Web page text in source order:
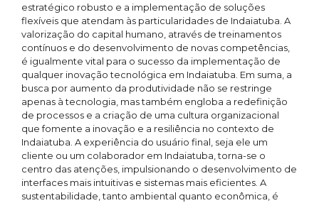
estratégico robusto e a implementação de soluções
flexíveis que atendam às particularidades de Indaiatuba. A
valorização do capital humano, através de treinamentos
contínuos e do desenvolvimento de novas competências,
é igualmente vital para o sucesso da implementação de
qualquer inovação tecnológica em Indaiatuba. Em suma, a
busca por aumento da produtividade não se restringe
apenas à tecnologia, mas também engloba a redefinição
de processos e a criação de uma cultura organizacional
que fomente a inovação e a resiliência no contexto de
Indaiatuba. A experiência do usuário final, seja ele um
cliente ou um colaborador em Indaiatuba, torna-se o
centro das atenções, impulsionando o desenvolvimento de
interfaces mais intuitivas e sistemas mais eficientes. A
sustentabilidade, tanto ambiental quanto econômica, é